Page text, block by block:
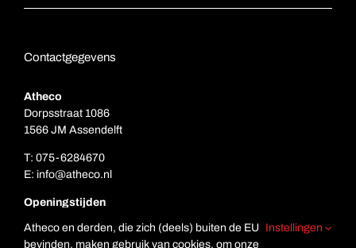
Contactgegevens
Atheco
Dorpsstraat 1086
1566 JM Assendelft
T: 075-6284670
E: info@atheco.nl
Openingstijden
Za: Gesloten
Atheco en derden, die zich (deels) buiten de EU
bevinden, maken gebruik van cookies, om onze
Instellingen